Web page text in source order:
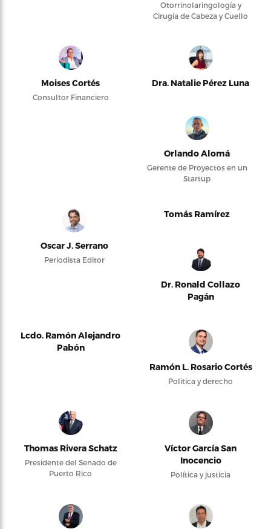
Otorrinolaringología y
Cirugía de Cabeza y Cuello
Moises Cortés
Consultor Financiero
Dra. Natalie Pérez Luna
Orlando Alomá
Gerente de Proyectos en un
Startup
Oscar J. Serrano
Periodista Editor
Tomás Ramírez
Dr. Ronald Collazo
Pagán
Lcdo. Ramón Alejandro
Pabón
Ramón L. Rosario Cortés
Política y derecho
Thomas Rivera Schatz
Presidente del Senado de
Puerto Rico
Víctor García San
Inocencio
Política y justicia